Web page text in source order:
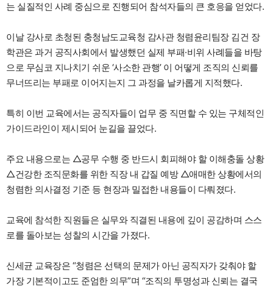
는 실질적인 사례 중심으로 진행되어 참석자들의 큰 호응을 얻었다.
이날 강사로 초청된 충청남도교육청 감사관 청렴윤리팀장 김건 장
학관은 과거 공직사회에서 발생했던 실제 부패·비위 사례들을 바탕
으로 무심코 지나치기 쉬운 ‘사소한 관행’ 이 어떻게 조직의 신뢰를
무너뜨리는 부패로 이어지는지 그 과정을 날카롭게 지적했다.
특히 이번 교육에서는 공직자들이 업무 중 직면할 수 있는 구체적인
가이드라인이 제시되어 눈길을 끌었다.
주요 내용으로는 △공무 수행 중 반드시 회피해야 할 이해충돌 상황
△건강한 조직문화를 위한 직장 내 갑질 예방 △애매한 상황에서의
청렴한 의사결정 기준 등 현장과 밀접한 내용들이 다뤄졌다.
교육에 참석한 직원들은 실무와 직결된 내용에 깊이 공감하며 스스
로를 돌아보는 성찰의 시간을 가졌다.
신세균 교육장은 “청렴은 선택의 문제가 아닌 공직자가 갖춰야 할
가장 기본적이고도 준엄한 의무”며 “조직의 투명성과 신뢰는 결국